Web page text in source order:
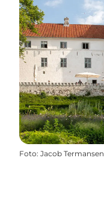
Foto: Jacob Termansen